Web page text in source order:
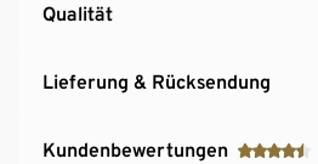
Qualität
Lieferung & Rücksendung
Kundenbewertungen